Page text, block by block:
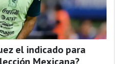
el indicado para